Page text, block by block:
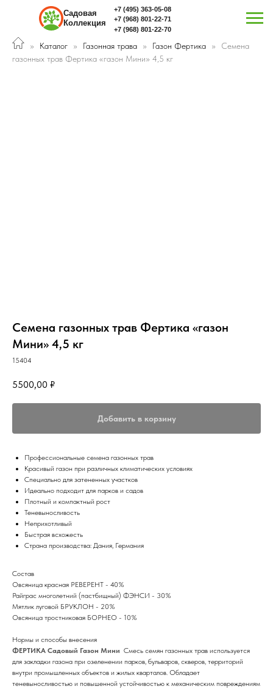
+7 (495) 363-05-08
+7 (968) 801-22-71
Садовая
Коллекция
+7 (968) 801-22-70
Каталог Газонная трава Газон Фертика
Семена
газонных трав Фертика «газон Мини» 4,5 кг
Семена газонных трав Фертика «газон
Мини» 4,5 кг
15404
5500,00 ₽
Добавить в корзину
Профессиональные семена газонных трав
Красивый газон при различных климатических условиях
Специально для затененных участков
Идеально подходит для парков и садов
Плотный и компактный рост
Теневыносливость
Неприхотливый
Быстрая всхожесть
Страна производства: Дания, Германия
Состав
Овсяница красная РЕВЕРЕНТ - 40%
Райграс многолетний (пастбищный) ФЭНСИ - 30%
Мятлик луговой БРУКЛОН - 20%
Овсяница тростниковая БОРНЕО - 10%
Нормы и способы внесения
ФЕРТИКА Садовый Газон Мини Смесь семян газонных трав используется
для закладки газона при озеленении парков, бульваров, скверов, территорий
внутри промышленных объектов и жилых кварталов. Обладает
теневыносливостью и повышенной устойчивостью к механическим повреждениям